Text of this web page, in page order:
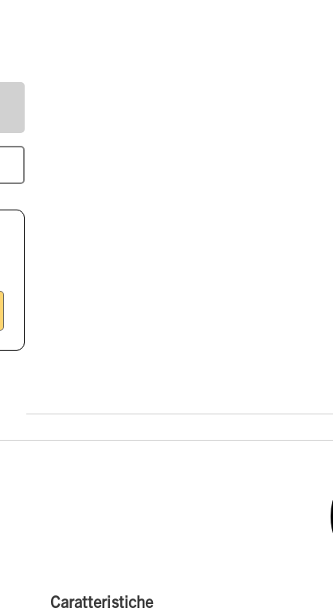
Caratteristiche